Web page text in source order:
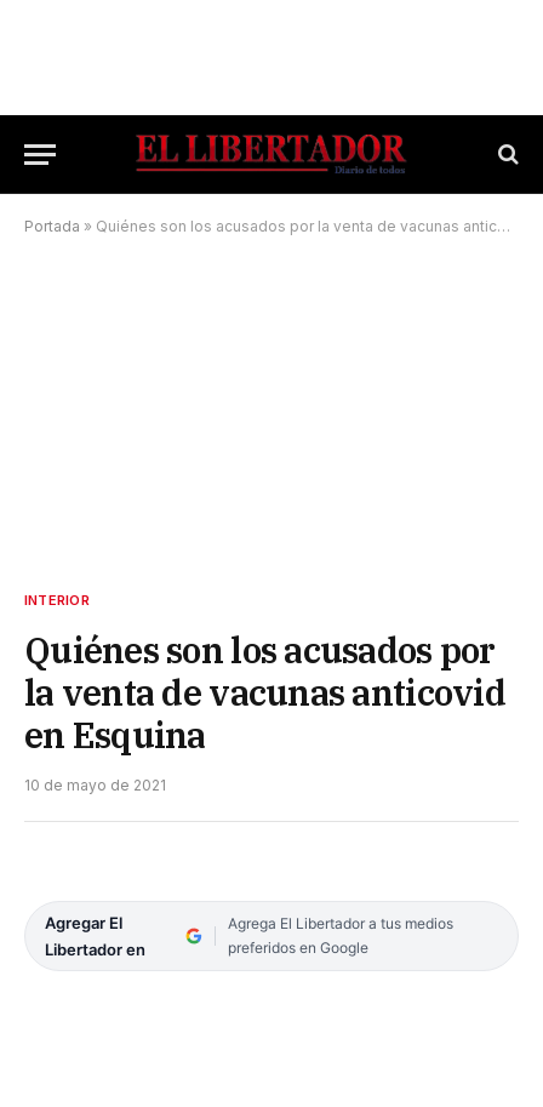
Portada » Quiénes son los acusados por la venta de vacunas anticovid en Esquina
INTERIOR
Quiénes son los acusados por
la venta de vacunas anticovid
en Esquina
10 de mayo de 2021
Agregar El
Libertador en
Agrega El Libertador a tus medios
preferidos en Google